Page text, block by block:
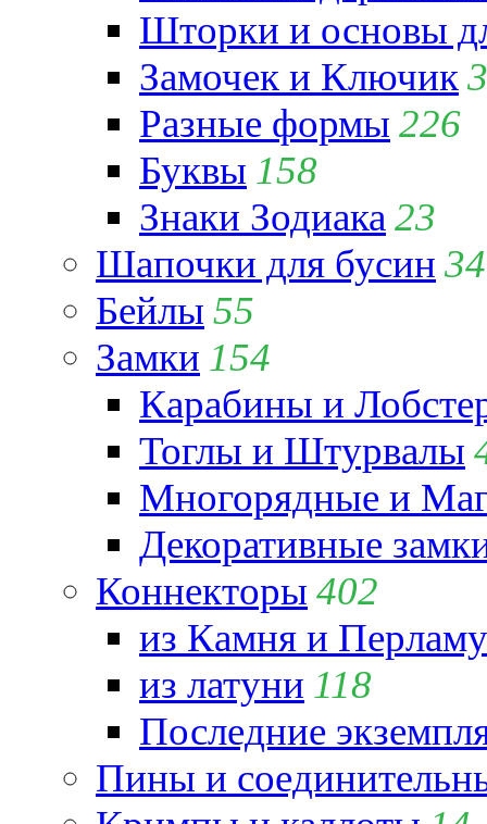
Шторки и основы
Замочек и Ключик
Разные формы 226
Буквы 158
Знаки Зодиака 23
Шапочки для бусин 34
Бейлы 55
Замки 154
Карабины и
Тоглы и Штурвалы
Многорядные и
Декоративные
Коннекторы 402
из Камня и
из латуни 118
Последние
Пины и